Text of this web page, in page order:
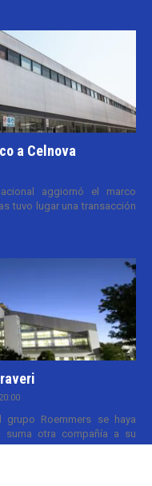
a Celnova
aggiornó el marco
tuvo lugar una transacción
Roemmers se haya
suma otra compañía a su